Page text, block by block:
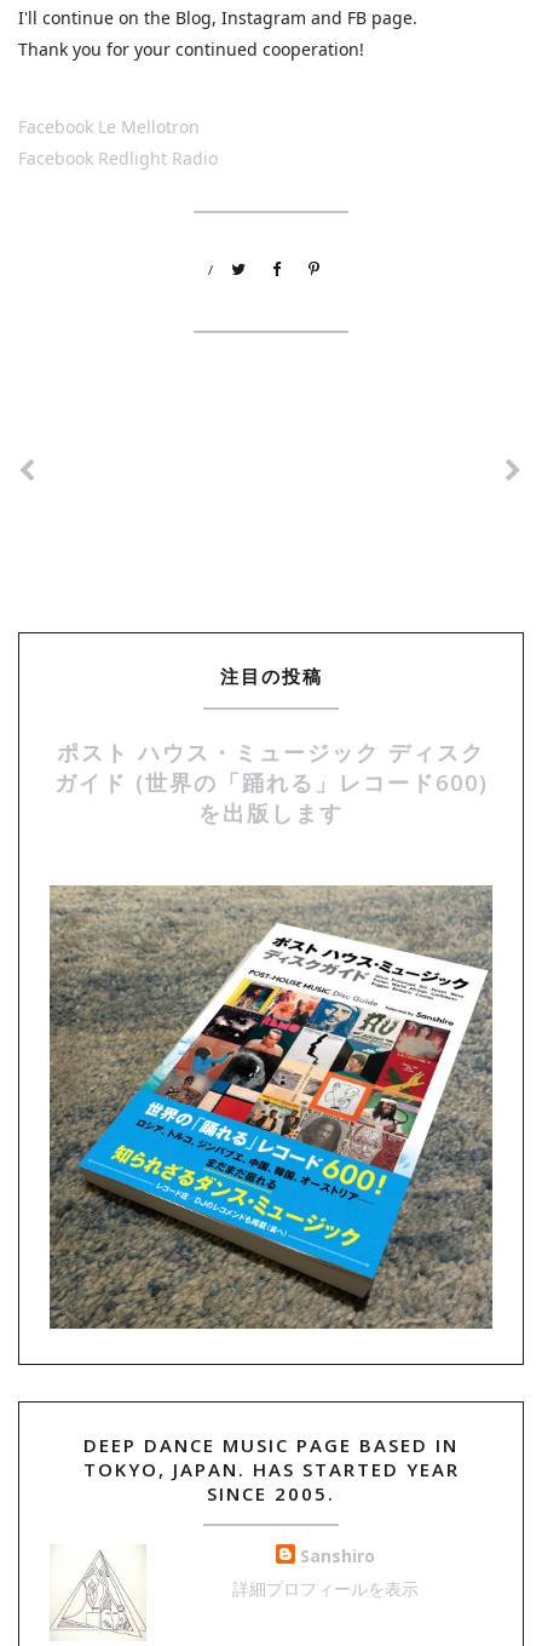
I'll continue on the Blog, Instagram and FB page.
Thank you for your continued cooperation!
Facebook Le Mellotron
Facebook Redlight Radio
/
注目の投稿
ポスト ハウス・ミュージック ディスク
ガイド (世界の「踊れる」レコード600)
を出版します
DEEP DANCE MUSIC PAGE BASED IN
TOKYO, JAPAN. HAS STARTED YEAR
SINCE 2005.
Sanshiro
詳細プロフィールを表示